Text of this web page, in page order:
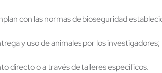
con las normas de bioseguridad
y uso de animales por los
directo o a través de talleres específicos.